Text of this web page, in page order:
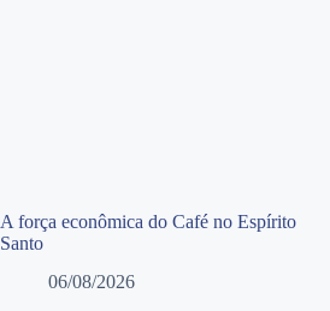
A força econômica do Café no Espírito
Santo
06/08/2026